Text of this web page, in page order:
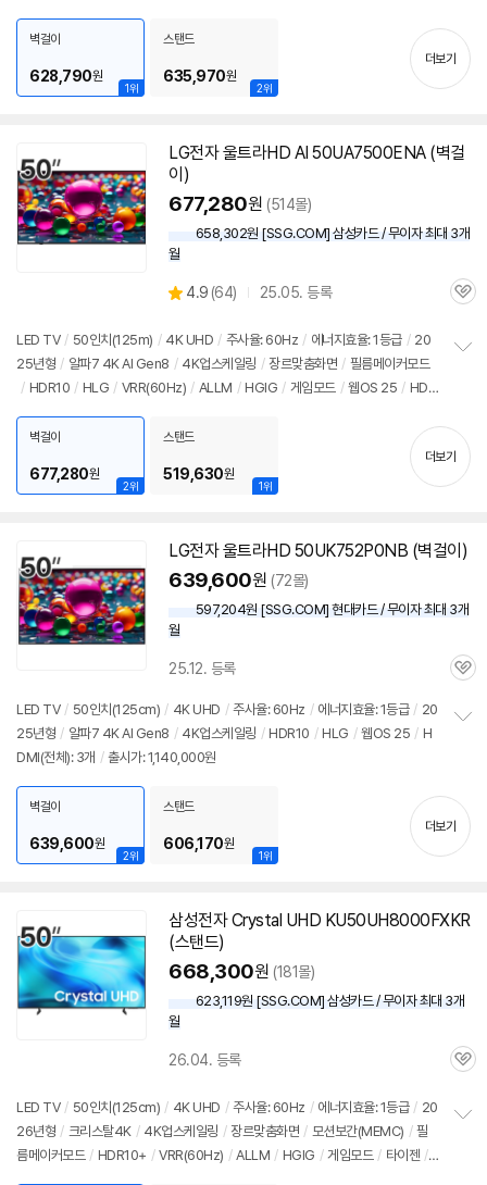
기
1위
벽걸이
628,790원
2위
스탠드
635,970원
더보기
LG전자 울트라HD AI 50UA7500ENA (벽걸
이)
677,280원 (514몰)
658,302원 [SSG.COM] 삼성카드 / 무이자 최대 3개
월
별
4.9 (상
리
뷰
64) 25.05. 등록
관
LED TV / 50인치 (125m) / 4K UHD / 주사율: 60Hz / 에너지효율: 1등급 / 20
25년형 / 알파7 4K AI Gen8 / 4K업스케일링 / 장르맞춤화면 / 필름메이커모드
/ HDR10 / HLG / VRR(60Hz) / ALLM / HGIG / 게임모드 / 웹OS 25 / HD
기
2위
벽걸이
677,280원
1위
스탠드
519,630원
더보기
LG전자 울트라HD 50UK752P0NB (벽걸이)
639,600원 (72몰)
597,204원 [SSG.COM] 현대카드 / 무이자 최대 3개
월
25.12. 등록
관
LED TV / 50인치 (125cm) / 4K UHD / 주사율: 60Hz / 에너지효율: 1등급 / 20
25년형 / 알파7 4K AI Gen8 / 4K업스케일링 / HDR10 / HLG / 웹OS 25 / H
DMI(전체): 3개 / 출시가: 1,140,000원
기
2위
벽걸이
639,600원
1위
스탠드
606,170원
더보기
삼성전자 Crystal UHD KU50UH8000FXKR
(스탠드)
668,300원 (181몰)
623,119원 [SSG.COM] 삼성카드 / 무이자 최대 3개
월
26.04. 등록
관
LED TV / 50인치 (125cm) / 4K UHD / 주사율: 60Hz / 에너지효율: 1등급 / 20
26년형 / 크리스탈4K / 4K업스케일링 / 장르맞춤화면 / 모션보간(MEMC) / 필
름메이커모드 / HDR10+ / VRR(60Hz) / ALLM / HGIG / 게임모드 / 타이젠 /